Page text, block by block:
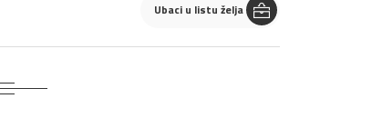
Ubaci u listu želja